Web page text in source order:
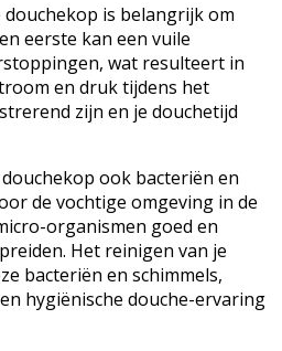
is belangrijk om
eerste kan een vuile
wat resulteert in
en druk tijdens het
zijn en je douchetijd
ook bacteriën en
de vochtige omgeving in de
organismen goed en
Het reinigen van je
bacteriën en schimmels,
hygiënische douche-ervaring